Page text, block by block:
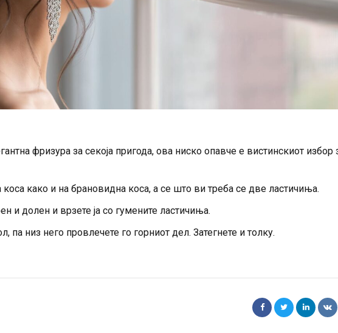
фризура за секоја пригода, ова ниско опавче е вистинскиот избор
како и на брановидна коса, а се што ви треба се две ластичиња.
и долен и врзете ја со гумените ластичиња.
па низ него провлечете го горниот дел. Затегнете и толку.